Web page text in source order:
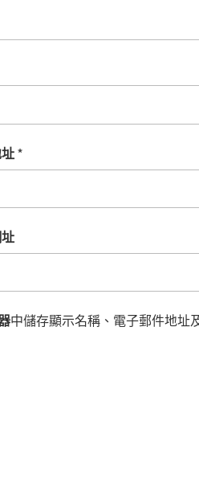
*
中儲存顯示名稱、電子郵件地址